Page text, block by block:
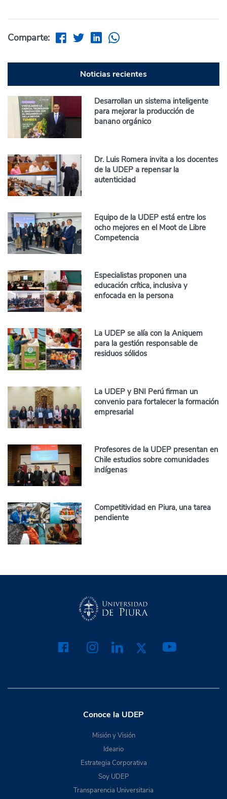
Comparte:
Noticias recientes
Desarrollan un sistema inteligente
para mejorar la producción de
banano orgánico
Dr. Luis Romera invita a los docentes
de la UDEP a repensar la
autenticidad
Equipo de la UDEP está entre los
ocho mejores en el Moot de Libre
Competencia
Especialistas proponen una
educación crítica, inclusiva y
enfocada en la persona
La UDEP se alía con la Aniquem
para la gestión responsable de
residuos sólidos
La UDEP y BNI Perú firman un
convenio para fortalecer la formación
empresarial
Profesores de la UDEP presentan en
Chile estudios sobre comunidades
indígenas
Competitividad en Piura, una tarea
pendiente
Conoce la UDEP
Misión y Visión
Ideario
Estrategia Corporativa
Soy UDEP
Transparencia Universitaria